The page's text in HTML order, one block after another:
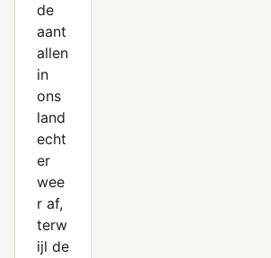
de
aant
allen
in
ons
land
echt
er
wee
r af,
terw
ijl de